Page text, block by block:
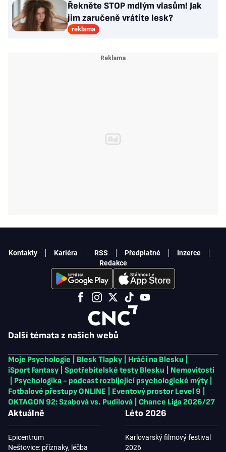
Řekněte STOP mdlým vlasům! Jak
jim zaručeně vrátíte lesk?
reklama
Další témata z našich webů
Moje Psychologie Blesk Tlapky Hráči na Blesku
iSport Fantasy
Spotřebitelské testy Blesku
Nemovitosti
Psychologika - podcast rozbíjející psychologické mýty
Fotbalové přestupy ONLINE
Eventový prostor Level 9
OKTAGON 92: Szabová vs. Pudilová
Chance Liga 2026/27
Aktuálně
Epicentrum
Neštovice: příznaky, léčba
Léto 2026
Karlovarský filmový festival
2026
Kontakty Kariéra RSS Předplatné
Inzerce
Redakce